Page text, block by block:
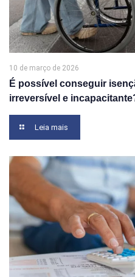
10 de março de 2026
É possível conseguir
irreversível e
Leia mais